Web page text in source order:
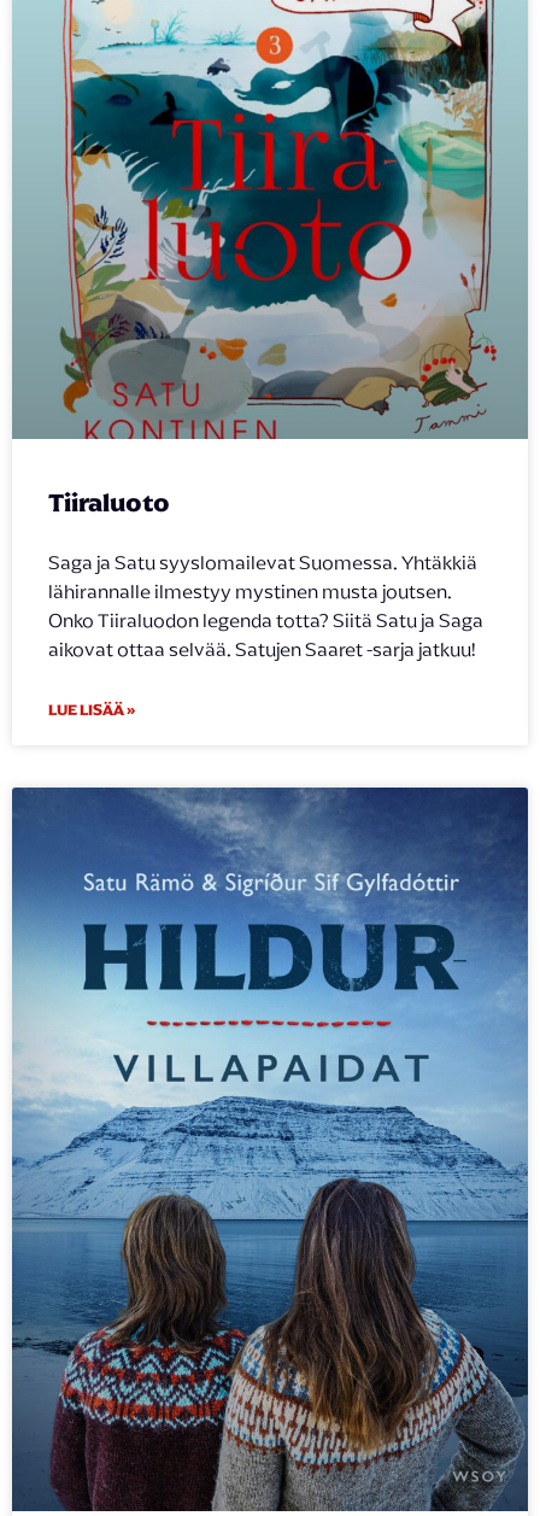
Tiiraluoto
Saga ja Satu syyslomailevat Suomessa. Yhtäkkiä
lähirannalle ilmestyy mystinen musta joutsen.
Onko Tiiraluodon legenda totta? Siitä Satu ja Saga
aikovat ottaa selvää. Satujen Saaret -sarja jatkuu!
LUE LISÄÄ »